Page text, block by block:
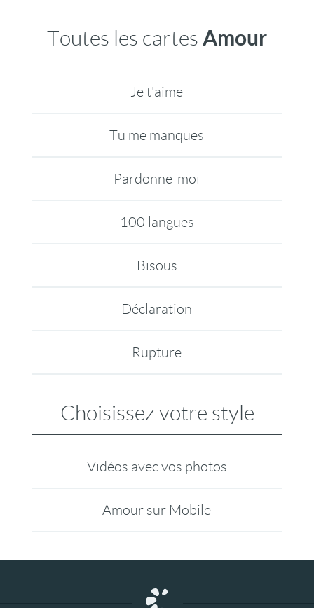
Toutes les cartes Amour
Je t'aime
Tu me manques
Pardonne-moi
100 langues
Bisous
Déclaration
Rupture
Choisissez votre style
Vidéos avec vos photos
Amour sur Mobile